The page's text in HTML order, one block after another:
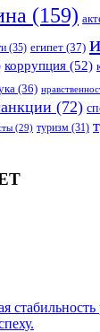
(159)
(35) египет (37)
коррупция (52)
(36)
(72)
(29) туризм (31)